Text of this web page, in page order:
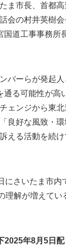
さいたま市周辺
ま市長、首都
会の村井英樹会
国道工事事務所
バーらが発起人
る可能性が高
ェンジから東
良好な風致・環
える活動を続け
にさいたま市内
理解が増えてい
2025年8月5日配